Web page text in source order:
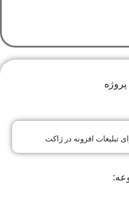
تبلیغات افزونه در ژاکت